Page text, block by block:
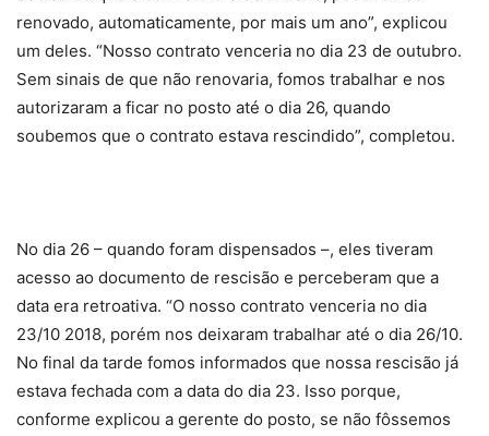
renovado, automaticamente, por mais um ano”, explicou
um deles. “Nosso contrato venceria no dia 23 de outubro.
Sem sinais de que não renovaria, fomos trabalhar e nos
autorizaram a ficar no posto até o dia 26, quando
soubemos que o contrato estava rescindido”, completou.
No dia 26 – quando foram dispensados –, eles tiveram
acesso ao documento de rescisão e perceberam que a
data era retroativa. “O nosso contrato venceria no dia
23/10 2018, porém nos deixaram trabalhar até o dia 26/10.
No final da tarde fomos informados que nossa rescisão já
estava fechada com a data do dia 23. Isso porque,
conforme explicou a gerente do posto, se não fôssemos